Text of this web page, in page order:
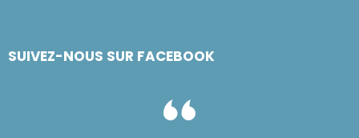
SUIVEZ-NOUS SUR FACEBOOK